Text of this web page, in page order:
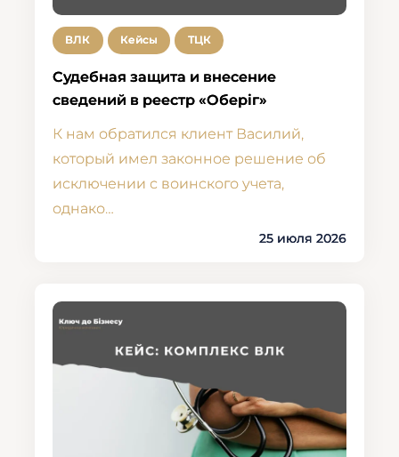
ВЛК Кейсы ТЦК
Судебная защита и внесение
сведений в реестр «Оберіг»
К нам обратился клиент Василий,
который имел законное решение об
исключении с воинского учета,
однако…
25 июля 2026